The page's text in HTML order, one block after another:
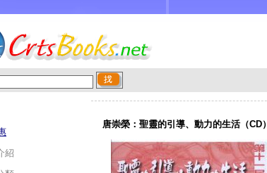
紹
唐崇榮：聖靈的引導、動力的生活（CD）